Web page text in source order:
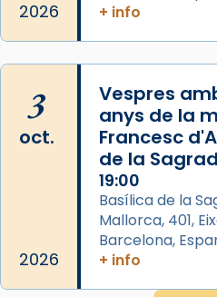
frare Joan Gaspar
que les santes són
Mataró en reivindicarà
les aconseguirà el
a la “Missa de les
Glòria”) fou composta
Manuel Blanch, amb
italianitzant;
pontifici, amb
duració aproximada
processó (recuperada
2026
+ info
3
oct.
2026
Vespres
anys de la
Francesc
de la
19:00
Basílica de la
Mallorca, 401,
Barcelona,
+ info